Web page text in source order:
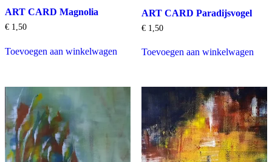
ART CARD Magnolia
€ 1,50
Toevoegen aan winkelwagen
ART CARD Paradijsvogel
€1,50
Toevoegen aan winkelwagen